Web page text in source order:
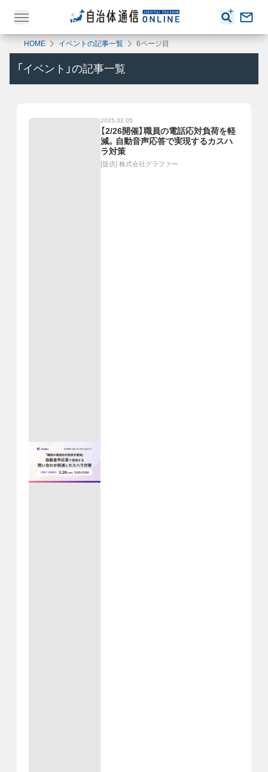
HOME イベントの記事一覧 6ページ目
「 イベント 」の記事一覧
2025.02.05
【2/26開催】職員の電話応対負荷を軽
減。自動音声応答で実現するカスハ
ラ対策
[提供] 株式会社グラファー